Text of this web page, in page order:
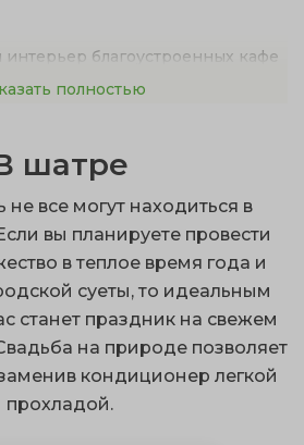
благоустроенных кафе
регистрации;
укрытие от непогоды;
снимки.
свадьбу на природе, выбрав
тип постройки, а также
веранду.
полностью
шатре
все могут находиться в
вы планируете провести
в теплое время года и
суеты, то идеальным
станет праздник на свежем
на природе позволяет
кондиционер легкой
прохладой.